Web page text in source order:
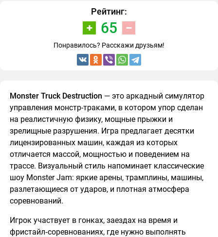
Рейтинг:
65
Понравилось? Расскажи друзьям!
Monster Truck Destruction — это аркадный симулятор
управления монстр-траками, в котором упор сделан
на реалистичную физику, мощные прыжки и
зрелищные разрушения. Игра предлагает десятки
лицензированных машин, каждая из которых
отличается массой, мощностью и поведением на
трассе. Визуальный стиль напоминает классические
шоу Monster Jam: яркие арены, трамплины, машины,
разлетающиеся от ударов, и плотная атмосфера
соревнований.
Игрок участвует в гонках, заездах на время и
фристайл‑соревнованиях, где нужно выполнять